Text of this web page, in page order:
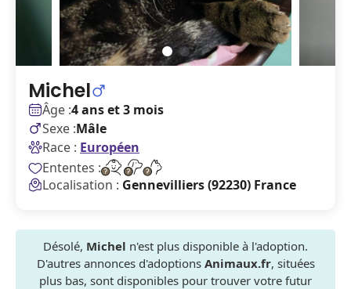
Michel
Âge :4 ans et 3 mois
Sexe :Mâle
Race : Européen
Ententes :
Localisation : Gennevilliers (92230) France
Désolé, Michel n'est plus disponible à l'adoption.
D'autres annonces d'adoptions Animaux.fr, situées
plus bas, sont disponibles pour trouver votre futur